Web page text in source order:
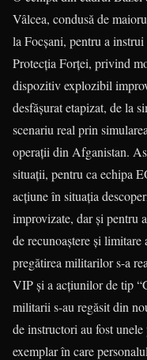
Vâlcea, condusă de
la Focşani, pentru a
Protecția Forței, privind
dispozitiv explozibil
desfăşurat etapizat, de la
scenariu real prin
operaţii din Afganistan.
situaţii, pentru ca echipa
acţiune în situaţia
improvizate, dar şi pentru
de recunoaştere şi limitare
pregătirea militarilor s-a
VIP şi a acţiunilor de tip
militarii s-au regăsit din
de instructori au fost
exemplar în care